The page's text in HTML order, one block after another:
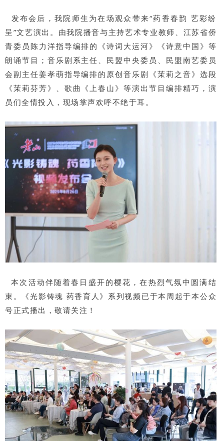
发布会后，我院师生为在场观众带来“药香春韵 艺彩纷
呈”文艺演出。由我院播音与主持艺术专业教师、江苏省侨
青委员陈力洋指导编排的《诗词大运河》《诗意中国》等
朗诵节目；音乐剧系主任、民盟中央委员、民盟南艺委员
会副主任姜孝萌指导编排的原创音乐剧《茉莉之音》选段
《茉莉芬芳》、歌曲《上春山》等演出节目编排精巧，演
员们全情投入，现场掌声欢呼不绝于耳。
本次活动伴随着春日盛开的樱花，在热烈气氛中圆满结
束。《光影铸魂 药香育人》系列视频已于本周起于本公众
号正式播出，敬请关注！